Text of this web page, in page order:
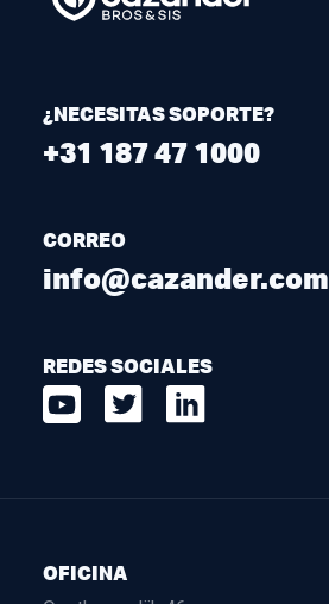
¿NECESITAS SOPORTE?
+31 187 47 1000
CORREO
info@cazander.com
REDES SOCIALES
OFICINA